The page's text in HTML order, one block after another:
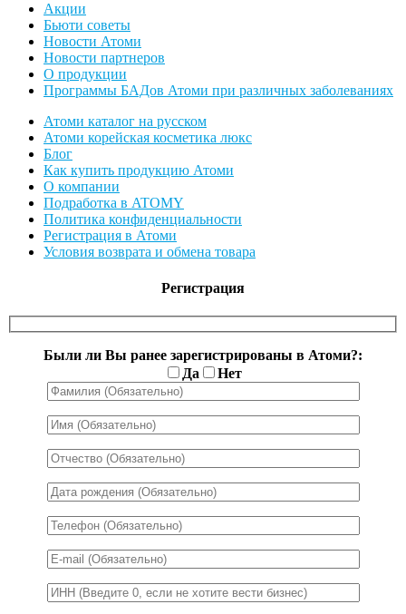
Акции
Бьюти советы
Новости Атоми
Новости партнеров
О продукции
Программы БАДов Атоми при различных заболеваниях
Атоми каталог на русском
Атоми корейская косметика люкс
Блог
Как купить продукцию Атоми
О компании
Подработка в ATOMY
Политика конфиденциальности
Регистрация в Атоми
Условия возврата и обмена товара
Регистрация
Были ли Вы ранее зарегистрированы в Атоми?:
Да
Нет